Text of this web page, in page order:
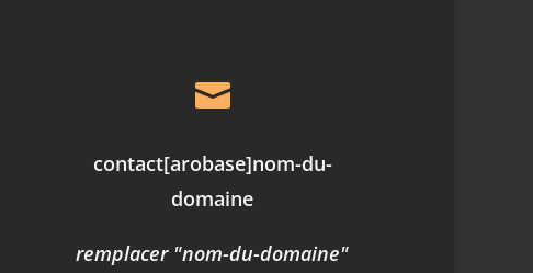

contact[arobase]nom-du-
domaine
remplacer "nom-du-domaine"